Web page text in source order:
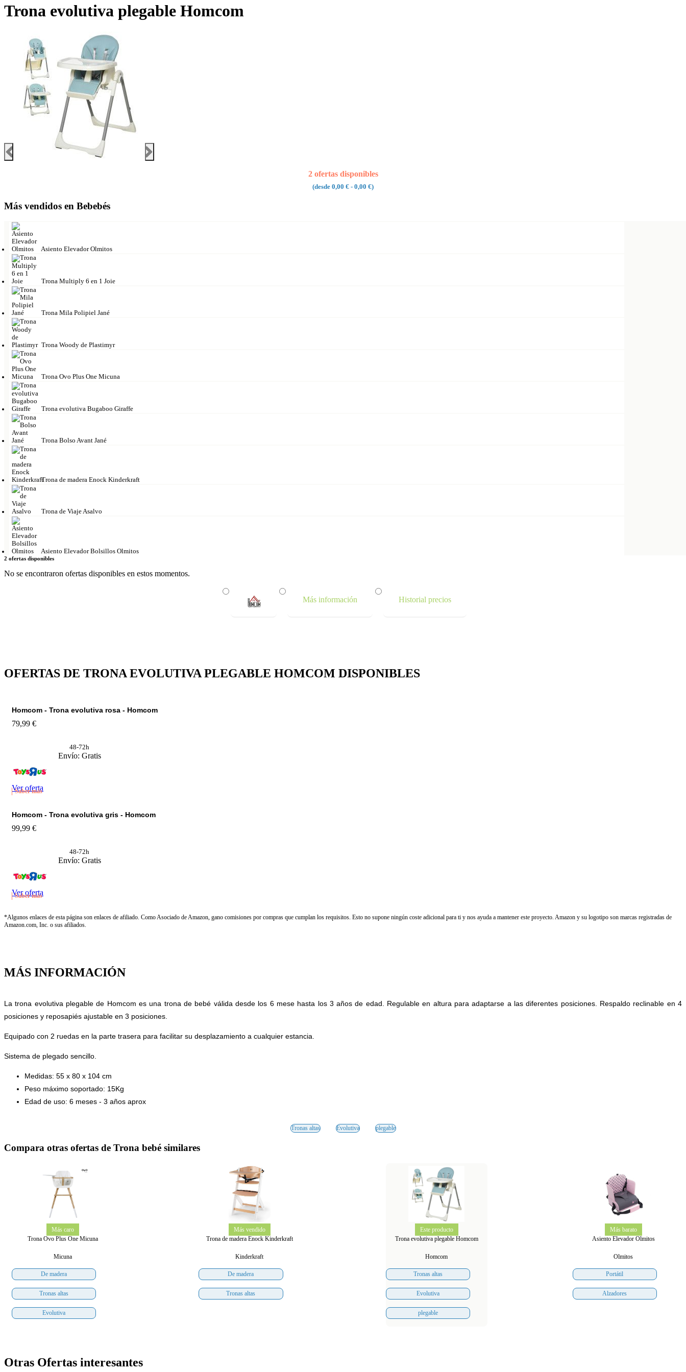
Trona evolutiva plegable Homcom
2 ofertas disponibles
(desde 0,00 € - 0,00 €)
Más vendidos en Bebebés
Asiento Elevador Olmitos
Trona Multiply 6 en 1 Joie
Trona Mila Polipiel Jané
Trona Woody de Plastimyr
Trona Ovo Plus One Micuna
Trona evolutiva Bugaboo Giraffe
Trona Bolso Avant Jané
Trona de madera Enock Kinderkraft
Trona de Viaje Asalvo
Asiento Elevador Bolsillos Olmitos
2 ofertas disponibles
No se encontraron ofertas disponibles en estos momentos.
Más información Historial precios
OFERTAS DE TRONA EVOLUTIVA PLEGABLE HOMCOM DISPONIBLES
Homcom - Trona evolutiva rosa - Homcom
Saber más
79,99 €
48-72h
Envío: Gratis
Ver oferta
Homcom - Trona evolutiva gris - Homcom
Saber más
99,99 €
48-72h
Envío: Gratis
Ver oferta
*Algunos enlaces de esta página son enlaces de afiliado. Como Asociado de Amazon, gano comisiones por compras que cumplan los requisitos. Esto no supone ningún coste adicional para ti y nos ayuda a mantener este proyecto. Amazon y su logotipo son marcas registradas de
Amazon.com, Inc. o sus afiliados.
MÁS INFORMACIÓN
La trona evolutiva plegable de Homcom es una trona de bebé válida desde los 6 mese hasta los 3 años de edad. Regulable en altura para adaptarse a las diferentes posiciones. Respaldo reclinable en 4
posiciones y reposapiés ajustable en 3 posiciones.
Equipado con 2 ruedas en la parte trasera para facilitar su desplazamiento a cualquier estancia.
Sistema de plegado sencillo.
Medidas: 55 x 80 x 104 cm
Peso máximo soportado: 15Kg
Edad de uso: 6 meses - 3 años aprox
Tronas altas Evolutiva plegable
Compara otras ofertas de Trona bebé similares
Más caro
Trona Ovo Plus One Micuna
Micuna
De madera
Tronas altas
Evolutiva
Más vendido
Trona de madera Enock Kinderkraft
Kinderkraft
De madera
Tronas altas
Este producto
Trona evolutiva plegable Homcom
Homcom
Tronas altas
Evolutiva
plegable
Más barato
Asiento Elevador Olmitos
Olmitos
Portátil
Alzadores
Otras Ofertas interesantes